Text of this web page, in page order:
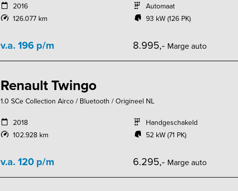
2016
126.077 km
Automaat
93 kW (126 PK)
v.a. 196 p/m 8.995,- Marge auto
Renault Twingo
1.0 SCe Collection Airco / Bluetooth / Origineel NL
2018
102.928 km
Handgeschakeld
52 kW (71 PK)
v.a. 120 p/m 6.295,- Marge auto